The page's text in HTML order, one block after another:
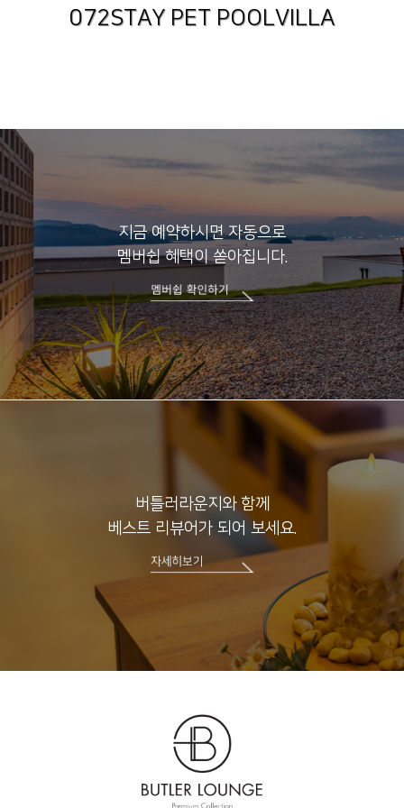
072STAY PET POOLVILLA
지금 예약하시면 자동으로
멤버쉽 혜택이 쏟아집니다.
버틀러라운지와 함께
베스트 리뷰어가 되어 보세요.